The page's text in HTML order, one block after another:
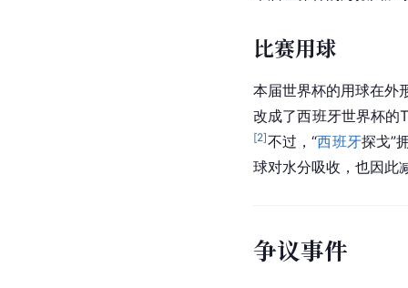
比赛用球
本届世界杯的用球在外
改成了西班牙世界杯的
[2]不过，“西班牙探戈”
球对水分吸收，也因此
争议事件